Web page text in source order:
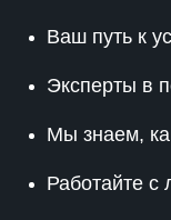
Ваш путь к
Эксперты в
Мы знаем,
Работайте с